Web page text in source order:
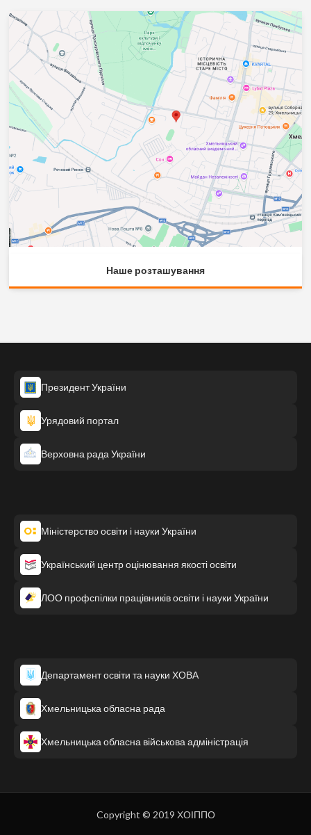
Наше розташування
Президент України
Урядовий портал
Верховна рада України
Міністерство освіти і науки України
Український центр оцінювання якості освіти
ЛОО профспілки працівників освіти і науки України
Департамент освіти та науки ХОВА
Хмельницька обласна рада
Хмельницька обласна військова адміністрація
Copyright © 2019 ХОІППО